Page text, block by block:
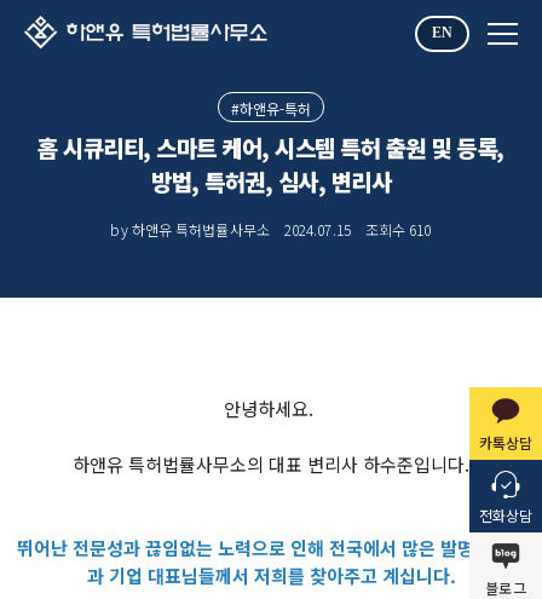
EN
카톡상담
전화상담
블로그
#하앤유-특허
홈 시큐리티, 스마트 케어, 시스템 특허 출원 및 등록,
방법, 특허권, 심사, 변리사
by 하앤유 특허법률사무소 2024.07.15 조회수 610
안녕하세요.
하앤유 특허법률사무소의 대표 변리사 하수준입니다.
뛰어난 전문성과 끊임없는 노력으로 인해 전국에서 많은 발명가분들
과 기업 대표님들께서 저희를 찾아주고 계십니다.